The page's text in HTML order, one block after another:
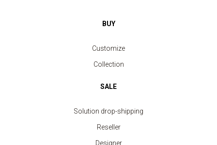
BUY
Customize
Collection
SALE
Solution drop-shipping
Reseller
Designer